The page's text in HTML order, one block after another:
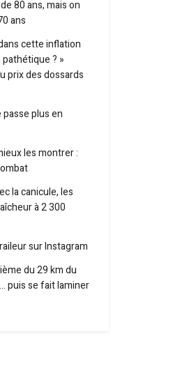
80 ans, mais on
ans
cette inflation
? »
prix des dossards
plus en
les montrer :
la canicule, les
à 2 300
sur Instagram
du 29 km du
puis se fait laminer